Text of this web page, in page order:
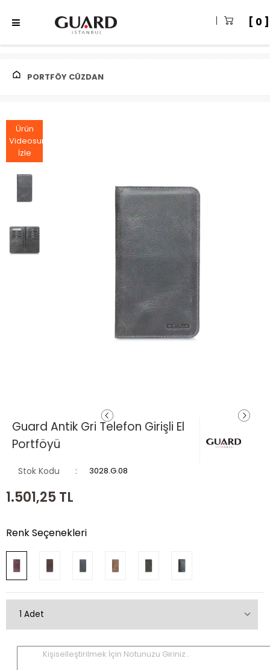
0
PORTFÖY CÜZDAN
Ürün
Videosunu
İzle
Guard Antik Gri Telefon Girişli El
Portföyü
Stok Kodu 3028.G.08
1.501,25 TL
Renk Seçenekleri
Kişiselleştirilmek İçin Notunuzu Giriniz..